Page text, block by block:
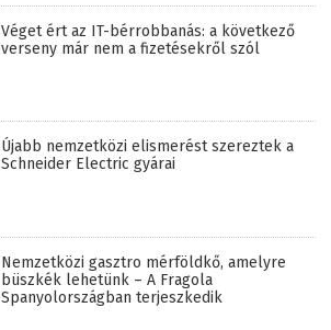
Véget ért az IT-bérrobbanás: a következő
verseny már nem a fizetésekről szól
Újabb nemzetközi elismerést szereztek a
Schneider Electric gyárai
Nemzetközi gasztro mérföldkő, amelyre
büszkék lehetünk – A Fragola
Spanyolországban terjeszkedik